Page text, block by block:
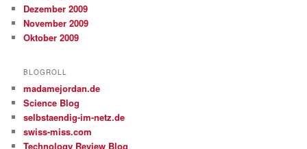
Dezember 2009
November 2009
Oktober 2009
BLOGROLL
madamejordan.de
Science Blog
selbstaendig-im-netz.de
swiss-miss.com
Technology Review Blog